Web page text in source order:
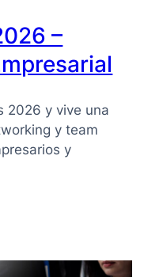
–
2026 y vive una
y team
y